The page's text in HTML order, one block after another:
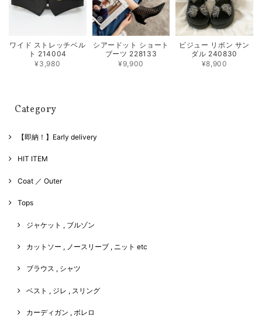
ワイド ストレッチベル
ト 214004
¥3,980
シアードット ショート
ブーツ 228133
¥9,900
ビジュー リボン サン
ダル 240830
¥8,900
Category
【即納！】Early delivery
HIT ITEM
Coat ／ Outer
Tops
ジャケット , ブルゾン
カットソー , ノースリーブ , ニット etc
ブラウス , シャツ
ベスト , ジレ , スリング
カーディガン , ボレロ